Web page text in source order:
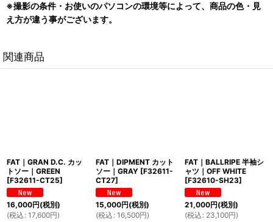
※撮影の条件・お使いのパソコンの環境等によって、商品の色・見
え方が違う事がございます。
関連商品
FAT｜GRAN D.C. カッ
トソー｜GREEN
[F32611-CT25]
16,000円(税別)
(税込 : 17,600円)
FAT｜DIPMENT カット
ソー｜GRAY [F32611-
CT27]
15,000円(税別)
(税込 : 16,500円)
FAT｜BALLRIPE 半袖シ
ャツ｜OFF WHITE
[F32610-SH23]
21,000円(税別)
(税込 : 23,100円)